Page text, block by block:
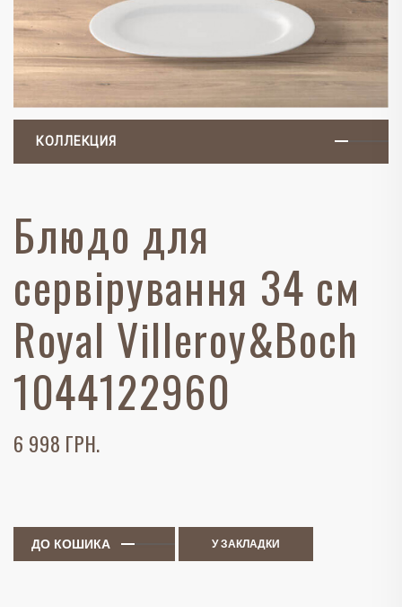
КОЛЛЕКЦИЯ
Блюдо для
сервірування 34 см
Royal Villeroy&Boch
1044122960
6 998 ГРН.
ДО КОШИКА У ЗАКЛАДКИ